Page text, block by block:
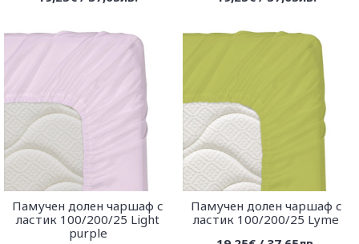
Памучен долен чаршаф с
ластик 100/200/25 Light
purple
Памучен долен чаршаф с
ластик 100/200/25 Lyme